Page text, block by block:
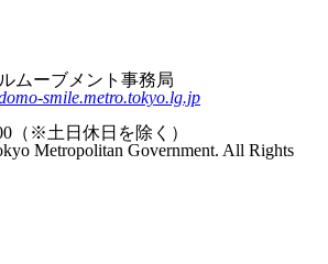
ムーブメント事務局
smile.metro.tokyo.lg.jp
（※土日休日を除く）
Metropolitan Government. All Rights